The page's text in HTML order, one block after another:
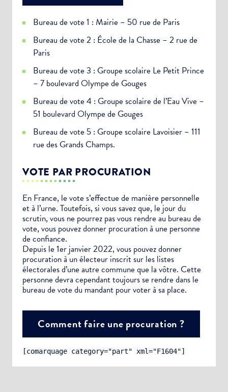
Bureau de vote 1 : Mairie – 50 rue de Paris
Bureau de vote 2 : École de la Chasse – 2 rue de
Paris
Bureau de vote 3 : Groupe scolaire Le Petit Prince
– 7 boulevard Olympe de Gouges
Bureau de vote 4 : Groupe scolaire de l’Eau Vive –
51 boulevard Olympe de Gouges
Bureau de vote 5 : Groupe scolaire Lavoisier – 111
rue des Grands Champs.
VOTE PAR PROCURATION
En France, le vote s’effectue de manière personnelle
et à l’urne. Toutefois, si vous savez que, le jour du
scrutin, vous ne pourrez pas vous rendre au bureau de
vote, vous pouvez donner procuration à une personne
de confiance.
Depuis le 1er janvier 2022, vous pouvez donner
procuration à un électeur inscrit sur les listes
électorales d’une autre commune que la vôtre. Cette
personne devra cependant toujours se rendre dans le
bureau de vote du mandant pour voter à sa place.
Comment faire une procuration ?
[comarquage category="part" xml="F1604"]